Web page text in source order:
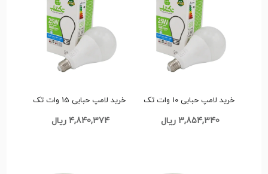
خرید لامپ حبابی 10 وات تک
3,854,340 ریال
خرید لامپ حبابی 15 وات تک
4,840,374 ریال